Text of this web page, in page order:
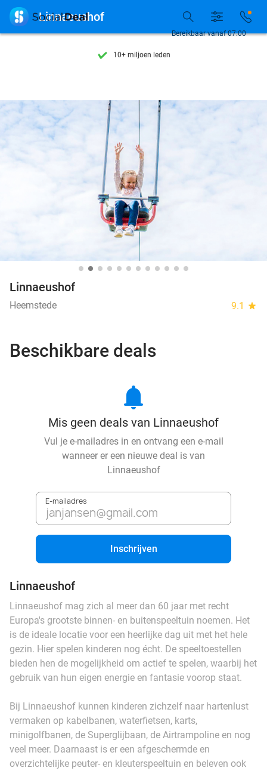
7 dagen per week beschikbaar
10+ miljoen leden
7 dagen per week beschikbaar
10+ miljoen leden
Bereikbaar vanaf 07:00
 Linnaeushof
Linnaeushof
Heemstede 9.1 star
Beschikbare deals
notifications
Mis geen deals van Linnaeushof
Vul je e-mailadres in en ontvang een e-mail
wanneer er een nieuwe deal is van
Linnaeushof
E-mailadres
Inschrijven
Linnaeushof
Linnaeushof mag zich al meer dan 60 jaar met recht
Europa's grootste binnen- en buitenspeeltuin noemen. Het
is de ideale locatie voor een heerlijke dag uit met het hele
gezin. Hier spelen kinderen nog écht. De speeltoestellen
bieden hen de mogelijkheid om actief te spelen, waarbij het
gebruik van hun eigen energie en fantasie voorop staat.
Bij Linnaeushof kunnen kinderen zichzelf naar hartenlust
vermaken op kabelbanen, waterfietsen, karts,
minigolfbanen, de Superglijbaan, de Airtrampoline en nog
veel meer. Daarnaast is er een afgeschermde en
overzichtelijke peuter- en kleuterspeeltuin en beleven ook